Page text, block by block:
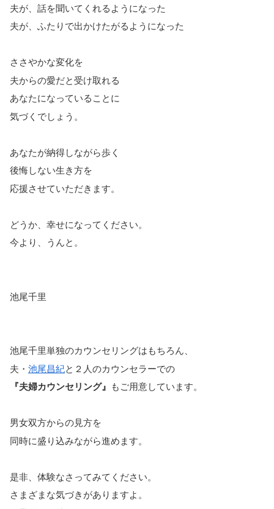
夫が、話を聞いてくれるようになった
夫が、ふたりで出かけたがるようになった
ささやかな変化を
夫からの愛だと受け取れる
あなたになっていることに
気づくでしょう。
あなたが納得しながら歩く
後悔しない生き方を
応援させていただきます。
どうか、幸せになってください。
今より、うんと。
池尾千里
池尾千里単独のカウンセリングはもちろん、
夫・ 池尾昌紀と２人のカウンセラーでの
『夫婦カウンセリング』
もご用意しています。
男女双方からの見方を
同時に盛り込みながら進めます。
是非、体験なさってみてください。
さまざまな気づきがありますよ。